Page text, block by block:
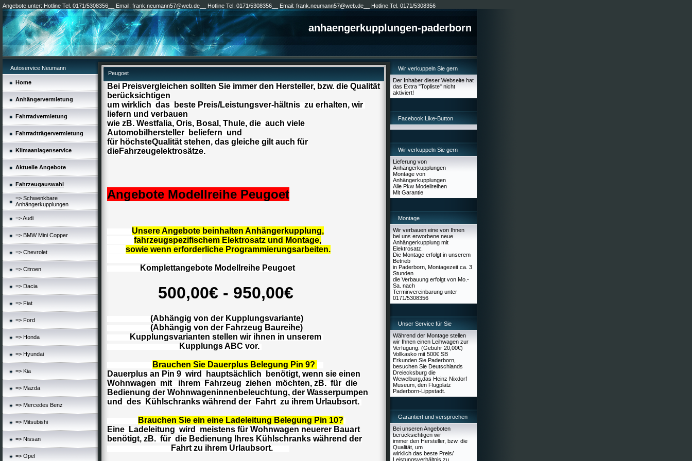
Angebote unter: Hotline Tel. 0171/5308356__ Email: frank.neumann57@web.de__ Hotline Tel. 0171/5308356__ Email: frank.neumann57@web.de__ Hotline Tel. 0171/5308356
anhaengerkupplungen-paderborn
Autoservice Neumann
Home
Anhängervermietung
Fahrradvermietung
Fahrradträgervermietung
Klimaanlagenservice
Aktuelle Angebote
Fahrzeugauswahl
=> Schwenkbare
Anhängerkupplungen
=> Audi
=> BMW Mini Copper
=> Chevrolet
=> Citroen
=> Dacia
=> Fiat
=> Ford
=> Honda
=> Hyundai
=> Kia
=> Mazda
=> Mercedes Benz
=> Mitsubishi
=> Nissan
=> Opel
Peugoet
Bei Preisvergleichen sollten Sie immer den Hersteller, bzw. die Qualität
berücksichtigen
um wirklich das beste Preis/Leistungsver-hältnis zu erhalten, wir
liefern und verbauen
wie zB. Westfalia, Oris, Bosal, Thule, die auch viele
Automobilhersteller beliefern und
für höchsteQualität stehen, das gleiche gilt auch für
dieFahrzeugelektrosätze.
Angebote Modellreihe Peugoet
Unsere Angebote beinhalten Anhängerkupplung,
fahrzeugspezifischem Elektrosatz und Montage,
sowie wenn erforderliche Programmierungsarbeiten.
Komplettangebote Modellreihe Peugoet
500,00€ - 950,00€
(Abhängig von der Kupplungsvariante)
(Abhängig von der Fahrzeug Baureihe)
Kupplungsvarianten stellen wir ihnen in unserem
Kupplungs ABC vor.
Brauchen Sie Dauerplus Belegung Pin 9?
Dauerplus an Pin 9 wird hauptsächlich benötigt, wenn sie einen
Wohnwagen mit ihrem Fahrzeug ziehen möchten, zB. für die
Bedienung der Wohnwageninnenbeleuchtung, der Wasserpumpen
und des Kühlschranks während der Fahrt zu ihrem Urlaubsort.
Brauchen Sie ein eine Ladeleitung Belegung Pin 10?
Eine Ladeleitung wird meistens für Wohnwagen neuerer Bauart
benötigt, zB. für die Bedienung Ihres Kühlschranks während der
Fahrt zu ihrem Urlaubsort.
Wir verkuppeln Sie gern
Der Inhaber dieser Webseite hat
das Extra "Topliste" nicht
aktiviert!
Facebook Like-Button
Wir verkuppeln Sie gern
Lieferung von
Anhängerkupplungen
Montage von
Anhängerkupplungen
Alle Pkw Modellreihen
Mit Garantie
Montage
Wir verbauen eine von Ihnen
bei uns erworbene neue
Anhängerkupplung mit
Elektrosatz.
Die Montage erfolgt in unserem
Betrieb
in Paderborn, Montagezeit ca. 3
Stunden
die Verbauung erfolgt von Mo.-
Sa. nach
Terminvereinbarung unter
0171/5308356
Unser Service für Sie
Während der Montage stellen
wir Ihnen einen Leihwagen zur
Verfügung. (Gebühr 20,00€)
Vollkasko mit 500€ SB
Erkunden Sie Paderborn,
besuchen Sie Deutschlands
Dreiecksburg die
Wewelburg,das Heinz Nixdorf
Museum, den Flugplatz
Paderborn-Lippstadt.
Garantiert und versprochen
Bei unseren Angeboten
berücksichtigen wir
immer den Hersteller, bzw. die
Qualität, um
wirklich das beste Preis/
Leistungsverhältnis zu